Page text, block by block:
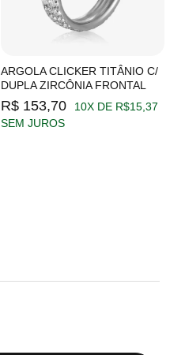
ARGOLA CLICKER TITÂNIO C/
DUPLA ZIRCÔNIA FRONTAL
R$ 153,70
10X DE R$15,37
SEM JUROS